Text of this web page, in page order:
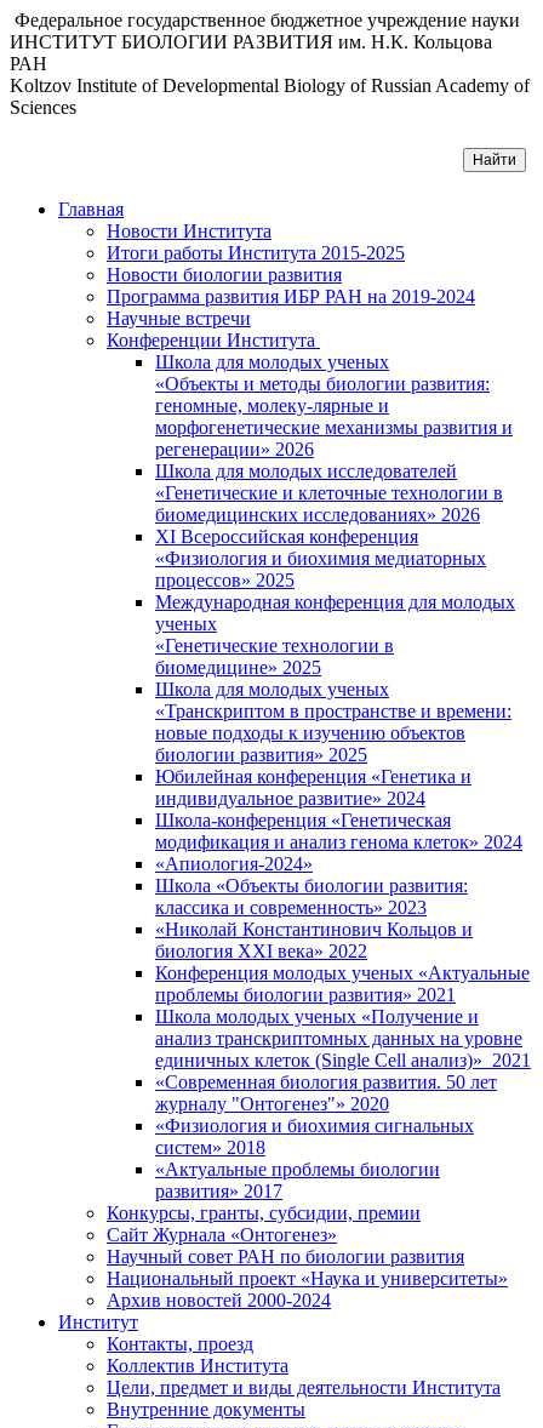
Федеральное государственное бюджетное учреждение науки
ИНСТИТУТ БИОЛОГИИ РАЗВИТИЯ им. Н.К. Кольцова
РАН
Koltzov Institute of Developmental Biology of Russian Academy of
Sciences
Главная
Новости Института
Итоги работы Института 2015-2025
Новости биологии развития
Программа развития ИБР РАН на 2019-2024
Научные встречи
Конференции Института
Школа для молодых ученых
«Объекты и методы биологии развития:
геномные, молеку-лярные и
морфогенетические механизмы развития и
регенерации» 2026
Школа для молодых исследователей
«Генетические и клеточные технологии в
биомедицинских исследованиях» 2026
XI Всероссийская конференция
«Физиология и биохимия медиаторных
процессов» 2025
Международная конференция для молодых
ученых
«Генетические технологии в
биомедицине» 2025
Школа для молодых ученых
«Транскриптом в пространстве и времени:
новые подходы к изучению объектов
биологии развития» 2025
Юбилейная конференция «Генетика и
индивидуальное развитие» 2024
Школа-конференция «Генетическая
модификация и анализ генома клеток» 2024
«Апиология-2024»
Школа «Объекты биологии развития:
классика и современность» 2023
«Николай Константинович Кольцов и
биология XXI века» 2022
Конференция молодых ученых «Актуальные
проблемы биологии развития» 2021
Школа молодых ученых «Получение и
анализ транскриптомных данных на уровне
единичных клеток (Single Cell анализ)» 2021
«Современная биология развития. 50 лет
журналу "Онтогенез"» 2020
«Физиология и биохимия сигнальных
систем» 2018
«Актуальные проблемы биологии
развития» 2017
Конкурсы, гранты, субсидии, премии
Сайт Журнала «Онтогенез»
Научный совет РАН по биологии развития
Национальный проект «Наука и университеты»
Архив новостей 2000-2024
Институт
Контакты, проезд
Коллектив Института
Цели, предмет и виды деятельности Института
Внутренние документы